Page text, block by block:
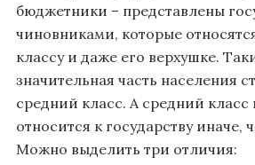
бюджетники – представлены
чиновниками, которые
классу и даже его верхушке.
значительная часть населения
средний класс. А средний класс
относится к государству иначе,
Можно выделить три отличия: